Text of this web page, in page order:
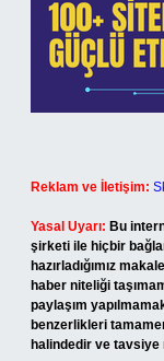
Reklam ve İletişim:
Yasal Uyarı: Bu
şirketi ile hiçbir
hazırladığımız
haber niteliği
paylaşım
benzerlikleri
halindedir ve tavsiye